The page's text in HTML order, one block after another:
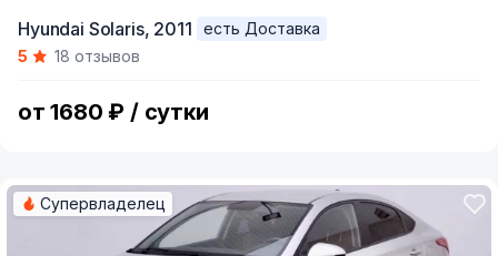
of
Hyundai Solaris, 2011
есть Доставка
5
18 отзывов
от 1680 ₽ / сутки
Супервладелец